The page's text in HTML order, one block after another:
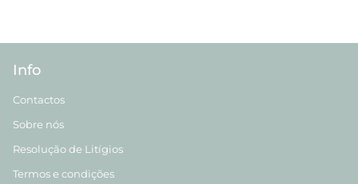
Info
Contactos
Sobre nós
Resolução de Litígios
Termos e condições